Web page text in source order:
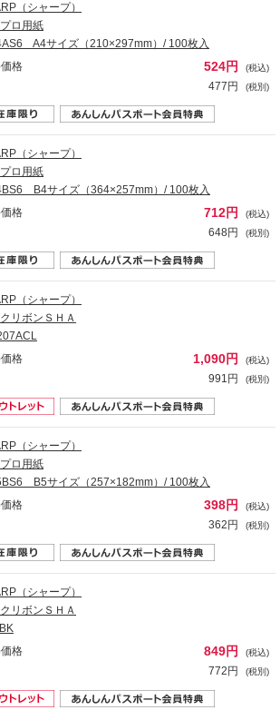
（シャープ）
ロ用紙
A4サイズ（210×297mm）/ 100枚入
格
524円 (税込)
477円 (税別)
（シャープ）
ロ用紙
B4サイズ（364×257mm）/ 100枚入
格
712円 (税込)
648円 (税別)
（シャープ）
リボンＳＨＡ
格
1,090円 (税込)
991円 (税別)
（シャープ）
ロ用紙
B5サイズ（257×182mm）/ 100枚入
格
398円 (税込)
362円 (税別)
（シャープ）
リボンＳＨＡ
格
849円 (税込)
772円 (税別)